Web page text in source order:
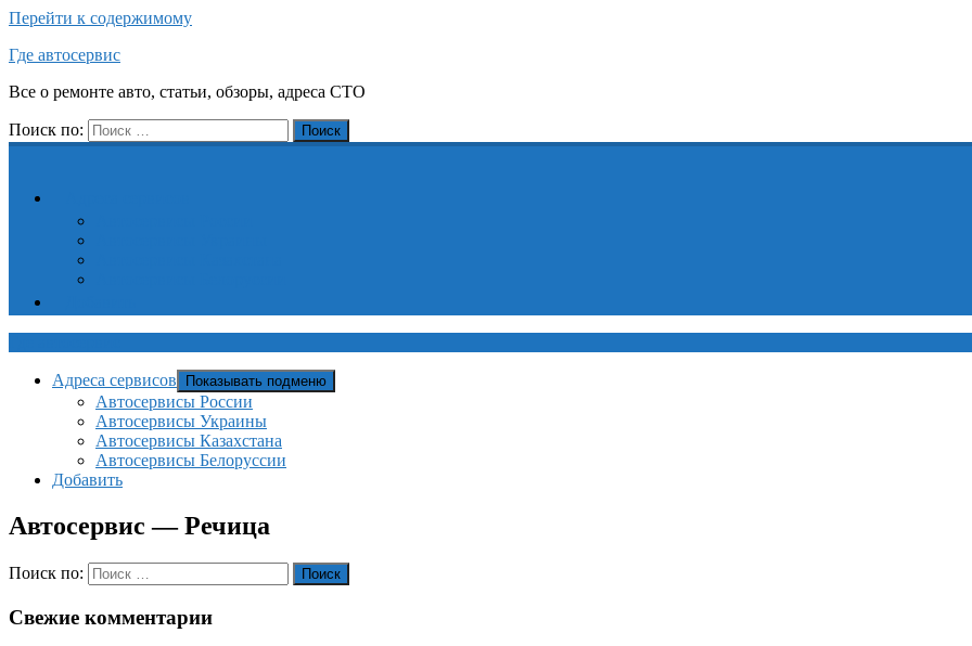
Перейти к содержимому
Где автосервис
Все о ремонте авто, статьи, обзоры, адреса СТО
Поиск по: Поиск
Адреса сервисов Показывать подменю
Автосервисы России
Автосервисы Украины
Автосервисы Казахстана
Автосервисы Белоруссии
Добавить
Автосервис — Речица
Поиск по: Поиск
Свежие комментарии